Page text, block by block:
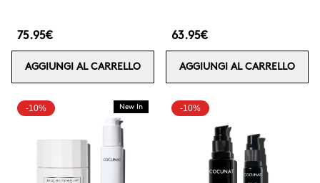
75.95€
AGGIUNGI AL CARRELLO
63.95€
AGGIUNGI AL CARRELLO
-10% New In -10%